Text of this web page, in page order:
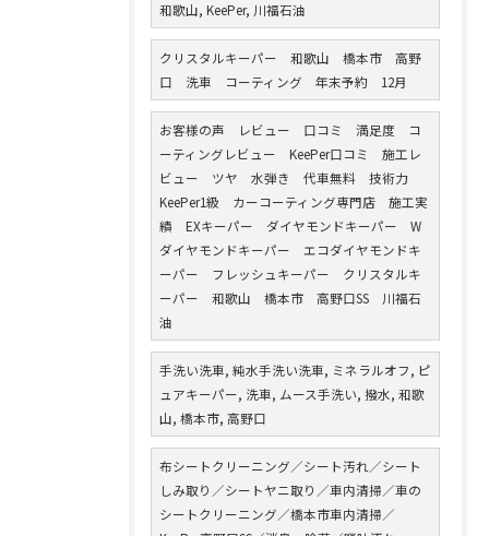
和歌山, KeePer, 川福石油
クリスタルキーパー 和歌山 橋本市 高野
口 洗車 コーティング 年末予約 12月
お客様の声 レビュー 口コミ 満足度 コ
ーティングレビュー KeePer口コミ 施工レ
ビュー ツヤ 水弾き 代車無料 技術力
KeePer1級 カーコーティング専門店 施工実
績 EXキーパー ダイヤモンドキーパー W
ダイヤモンドキーパー エコダイヤモンドキ
ーパー フレッシュキーパー クリスタルキ
ーパー 和歌山 橋本市 高野口SS 川福石
油
手洗い洗車, 純水手洗い洗車, ミネラルオフ, ピ
ュアキーパー, 洗車, ムース手洗い, 撥水, 和歌
山, 橋本市, 高野口
布シートクリーニング／シート汚れ／シート
しみ取り／シートヤニ取り／車内清掃／車の
シートクリーニング／橋本市車内清掃／